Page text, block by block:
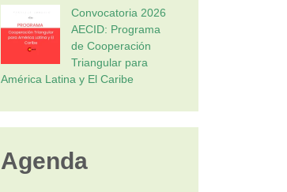
Convocatoria 2026
AECID: Programa
de Cooperación
Triangular para
América Latina y El Caribe
Agenda